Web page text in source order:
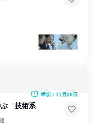
ぶ 技術系
締切：11月30日